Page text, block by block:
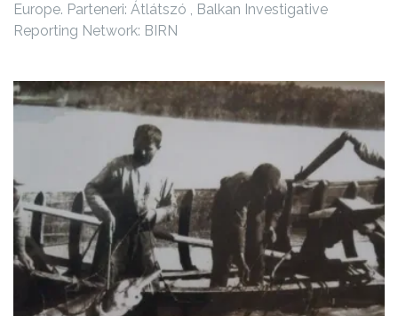
Europe. Parteneri: Átlátszó , Balkan Investigative
Reporting Network: BIRN